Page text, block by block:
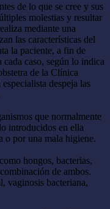
de lo que se cree y sus
molestias y resultar
mediante una
las características del
la paciente, a fin de
cada caso, según lo indica
de la Clínica
despeja las
que normalmente
introducidos en ella
o por una mala higiene.
hongos, bacterias,
de ambos.
vaginosis bacteriana,